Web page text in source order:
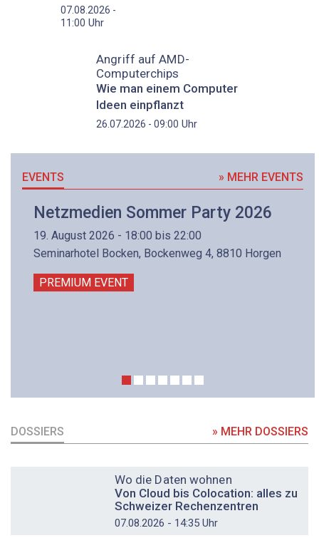
07.08.2026 -
11:00 Uhr
Angriff auf AMD-
Computerchips
Wie man einem Computer
Ideen einpflanzt
26.07.2026 - 09:00 Uhr
EVENTS » MEHR EVENTS
Netzmedien Sommer Party 2026
19. August 2026 - 18:00 bis 22:00
Seminarhotel Bocken, Bockenweg 4, 8810 Horgen
PREMIUM EVENT
DOSSIERS » MEHR DOSSIERS
Wo die Daten wohnen
Von Cloud bis Colocation: alles zu
Schweizer Rechenzentren
07.08.2026 - 14:35 Uhr